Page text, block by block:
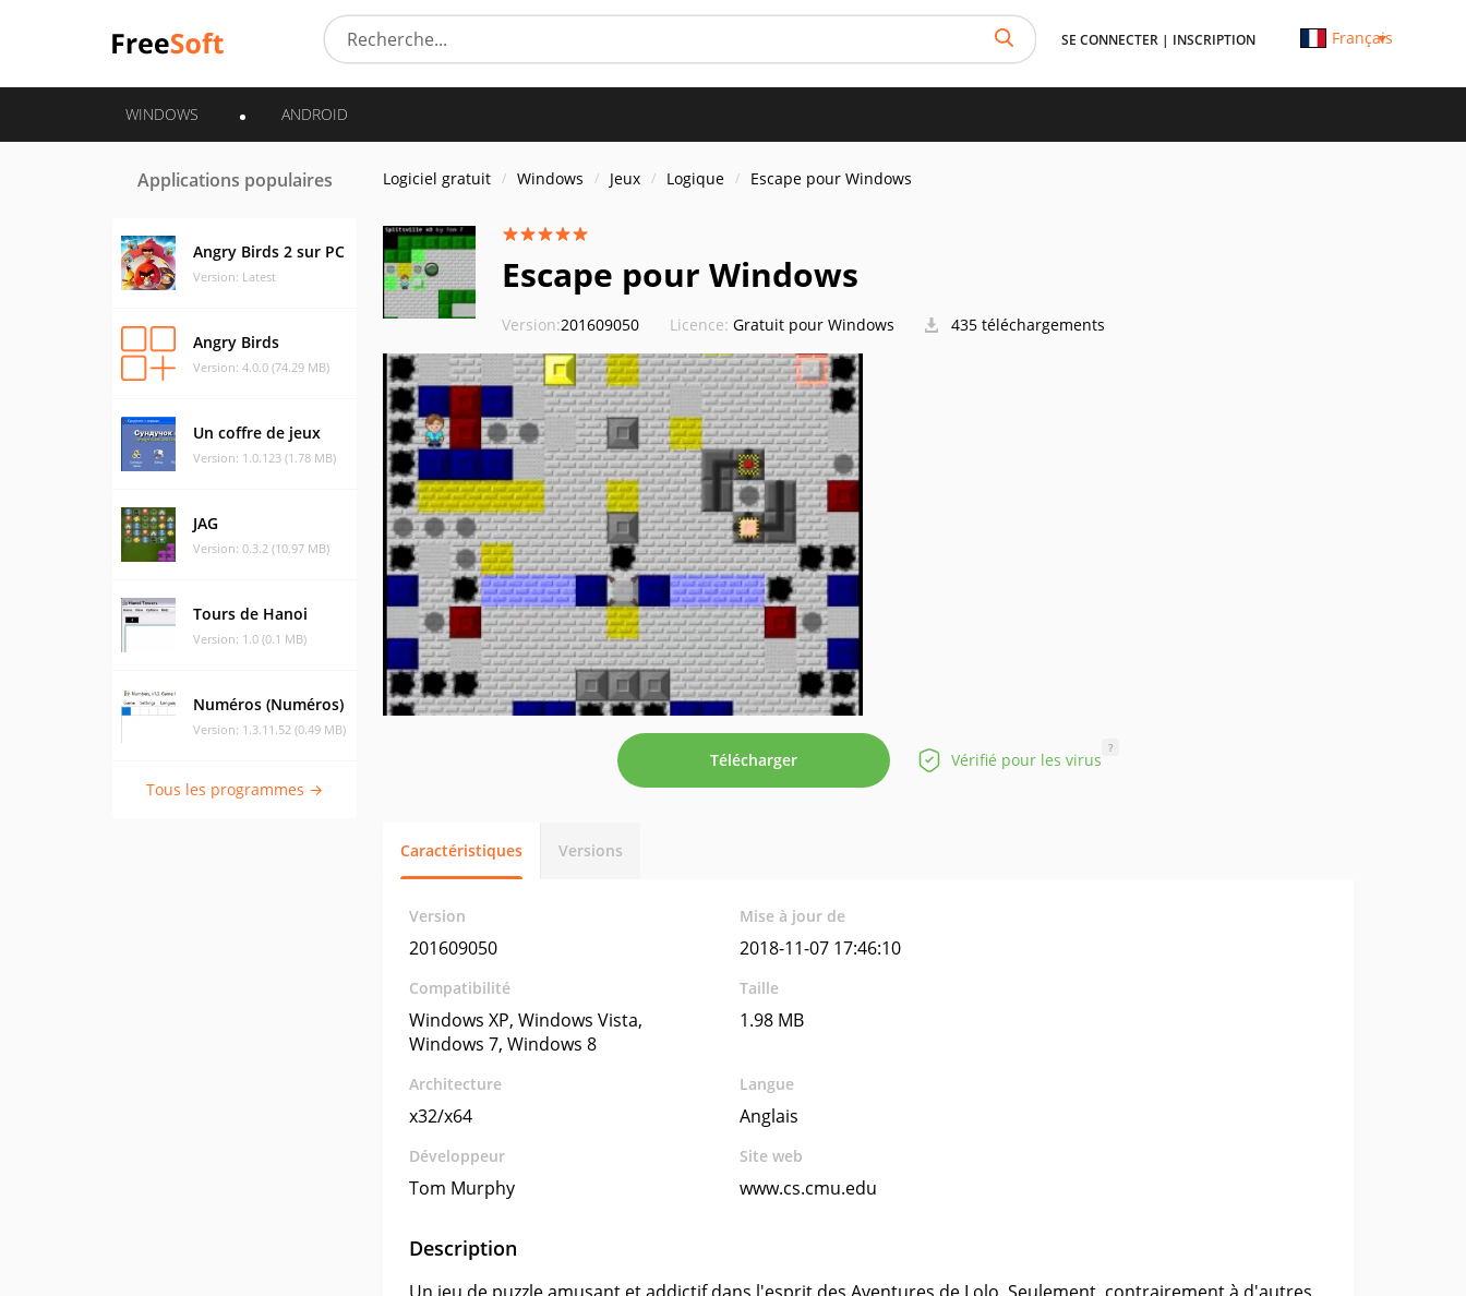
SE CONNECTER | INSCRIPTION Français
WINDOWS ANDROID
Applications populaires
Angry Birds 2 sur PC
Version: Latest
Angry Birds
Version: 4.0.0 (74.29 MB)
Un coffre de jeux
Version: 1.0.123 (1.78 MB)
JAG
Version: 0.3.2 (10.97 MB)
Tours de Hanoi
Version: 1.0 (0.1 MB)
Numéros (Numéros)
Version: 1.3.11.52 (0.49 MB)
Tous les programmes →
Logiciel gratuit Windows Jeux Logique Escape pour Windows
Escape pour Windows
Version:201609050 Licence: Gratuit pour Windows 435 téléchargements
Télécharger Vérifié pour les virus
?
Caractéristiques Versions
Version
201609050
Mise à jour de
2018-11-07 17:46:10
Compatibilité
Windows XP, Windows Vista,
Windows 7, Windows 8
Taille
1.98 MB
Architecture
x32/x64
Langue
Anglais
Développeur
Tom Murphy
Site web
www.cs.cmu.edu
Description